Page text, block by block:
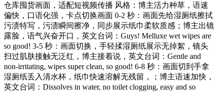
仓库囤货画面，适配短视频传播 风格：博主活力种草，语速
偏快，口语化强，卡点切换画面 0-2 秒：画面先给湿厕纸擦拭
污渍特写，污渍瞬间擦净，同步展示纸巾柔软质感；博主出镜
露脸，语气兴奋开口，英文台词：Guys! Melluxe wet wipes are
so good! 3-5 秒：画面切换，手轻揉湿厕纸展示无掉絮，镜头
扫过肌肤接触无泛红，博主接着说，英文台词：Gentle and
non-irritating, wipes super clean, so good! 6-8 秒：画面切到手拿
湿厕纸丢入清水杯，纸巾快速溶解无残留，；博主语速加快，
英文台词：Dissolves in water, no toilet clogging, easy and so